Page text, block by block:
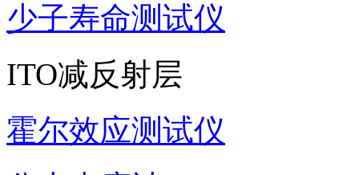
少子寿命测试仪
ITO减反射层
霍尔效应测试仪